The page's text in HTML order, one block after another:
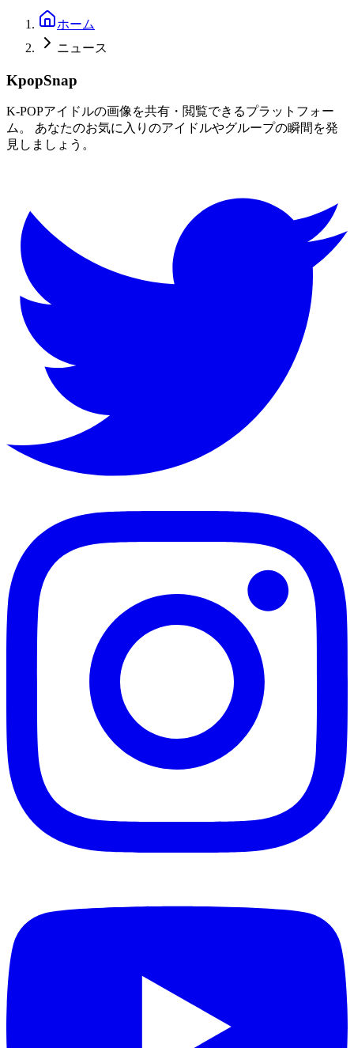
ホーム
ニュース
KpopSnap
K-POPアイドルの画像を共有・閲覧できるプラットフォー
ム。 あなたのお気に入りのアイドルやグループの瞬間を発
見しましょう。